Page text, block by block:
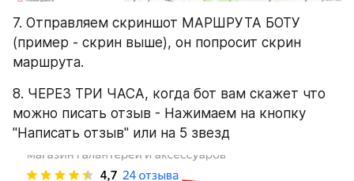
7. Отправляем скриншот МАРШРУТА БОТУ
(пример - скрин выше), он попросит скрин
маршрута.
8. ЧЕРЕЗ ТРИ ЧАСА, когда бот вам скажет что
можно писать отзыв - Нажимаем на кнопку
"Написать отзыв" или на 5 звезд